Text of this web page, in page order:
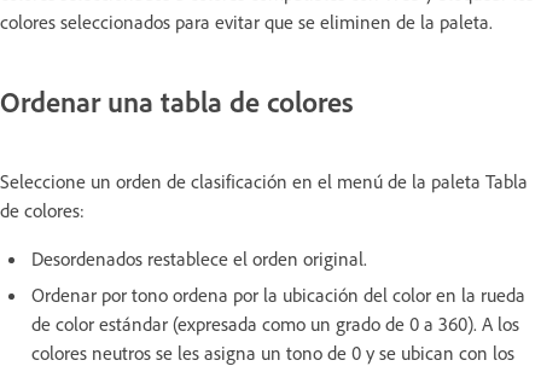
colores seleccionados para evitar que se eliminen de la paleta.
Ordenar una tabla de colores
Seleccione un orden de clasificación en el menú de la paleta Tabla
de colores:
Desordenados restablece el orden original.
Ordenar por tono ordena por la ubicación del color en la rueda
de color estándar (expresada como un grado de 0 a 360). A los
colores neutros se les asigna un tono de 0 y se ubican con los